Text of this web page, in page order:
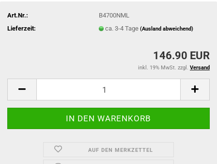
Art.Nr.:
B4700NML
Lieferzeit:
ca. 3-4 Tage(Ausland abweichend)
146.90 EUR
inkl. 19% MwSt. zzgl. Versand
AUF DEN MERKZETTEL